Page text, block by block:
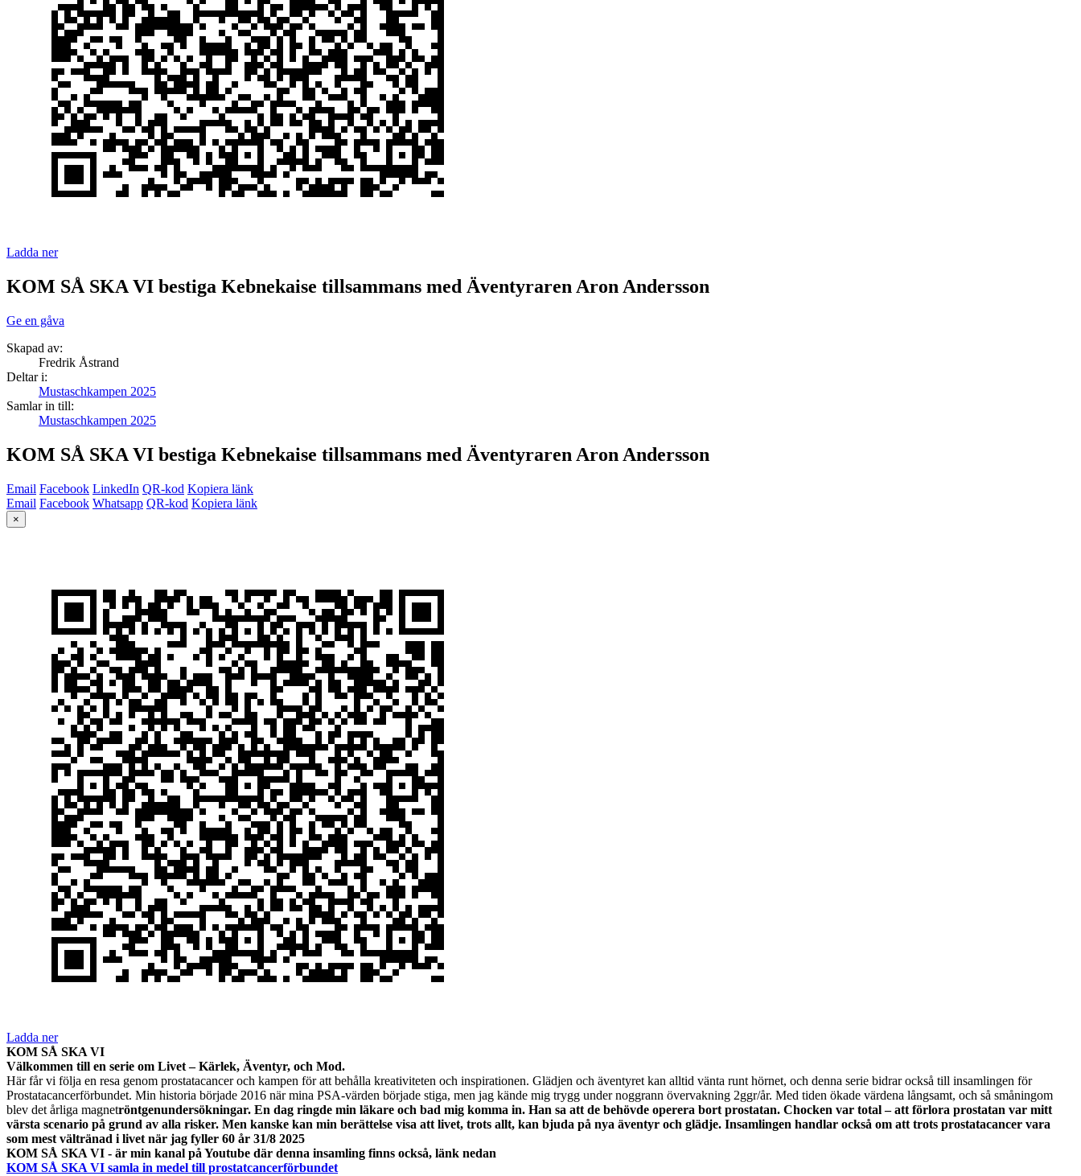
Ladda ner
KOM SÅ SKA VI bestiga Kebnekaise tillsammans med Äventyraren Aron Andersson
Ge en gåva
Skapad av:
Fredrik Åstrand
Deltar i:
Mustaschkampen 2025
Samlar in till:
Mustaschkampen 2025
KOM SÅ SKA VI bestiga Kebnekaise tillsammans med Äventyraren Aron Andersson
Email Facebook LinkedIn QR-kod Kopiera länk
Email Facebook Whatsapp QR-kod Kopiera länk
×
Ladda ner
KOM SÅ SKA VI
Välkommen till en serie om Livet – Kärlek, Äventyr, och Mod.
Här får vi följa en resa genom prostatacancer och kampen för att behålla kreativiteten och inspirationen. Glädjen och äventyret kan alltid vänta runt hörnet, och denna serie bidrar också till insamlingen för
Prostatacancerförbundet. Min historia började 2016 när mina PSA-värden började stiga, men jag kände mig trygg under noggrann övervakning 2ggr/år. Med tiden ökade värdena långsamt, och så småningom
blev det årliga magnetröntgenundersökningar. En dag ringde min läkare och bad mig komma in. Han sa att de behövde operera bort prostatan. Chocken var total – att förlora prostatan var mitt
värsta scenario på grund av alla risker. Men kanske kan min berättelse visa att livet, trots allt, kan bjuda på nya äventyr och glädje. Insamlingen handlar också om att trots prostatacancer vara
som mest vältränad i livet när jag fyller 60 år 31/8 2025
KOM SÅ SKA VI - är min kanal på Youtube där denna insamling finns också, länk nedan
KOM SÅ SKA VI samla in medel till prostatcancerförbundet